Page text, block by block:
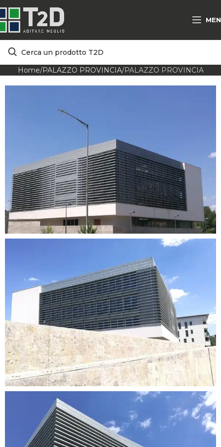
Home PALAZZO PROVINCIA PALAZZO PROVINCIA